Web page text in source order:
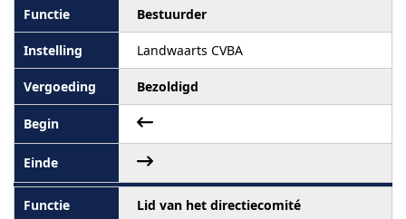
Bestuurder
Landwaarts CVBA
Bezoldigd
Lid van het directiecomité